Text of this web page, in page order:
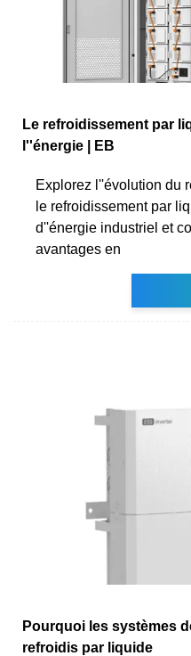
Le refroidissement par
l''énergie | EB
Explorez l''évolution du
le refroidissement par
d''énergie industriel et
avantages en
Pourquoi les systèmes
refroidis par liquide